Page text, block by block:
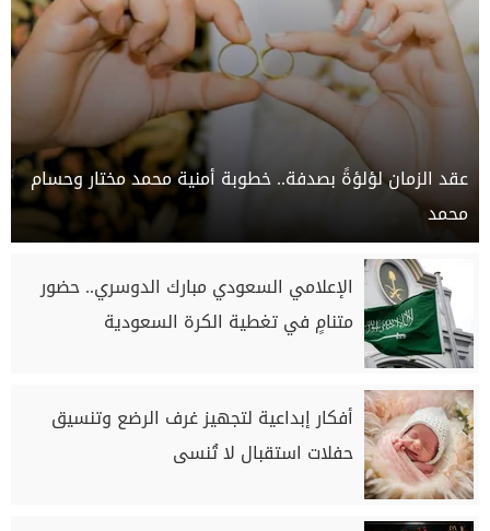
عقد الزمان لؤلؤةً بصدفة.. خطوبة أمنية محمد مختار وحسام
محمد
الإعلامي السعودي مبارك الدوسري.. حضور
متنامٍ في تغطية الكرة السعودية
أفكار إبداعية لتجهيز غرف الرضع وتنسيق
حفلات استقبال لا تُنسى